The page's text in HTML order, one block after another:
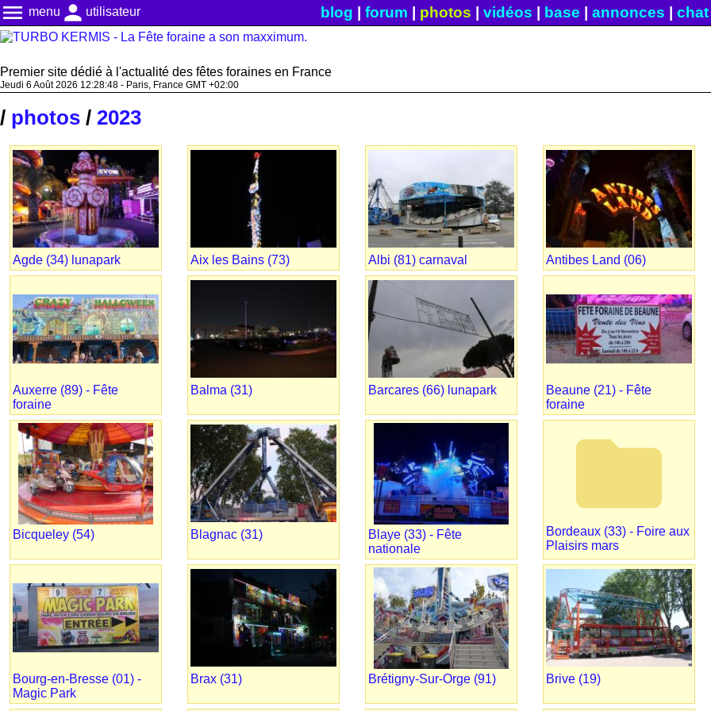
menu menu person utilisateur blog forum photos vidéos base annonces chat|
Premier site dédié à l'actualité des fêtes foraines en France
Jeudi 6 Août 2026 12:28:49 - Paris, France GMT +02:00
/ photos / 2023
Agde (34) lunapark Aix les Bains (73) Albi (81) carnaval Antibes Land (06)
Auxerre (89) - Fête
foraine
Balma (31) Barcares (66) lunapark
Beaune (21) - Fête
foraine
Bicqueley (54) Blagnac (31)
Blaye (33) - Fête
nationale
folder
Bordeaux (33) - Foire aux
Plaisirs mars
Bourg-en-Bresse (01) -
Magic Park
Brax (31) Brétigny-Sur-Orge (91) Brive (19)